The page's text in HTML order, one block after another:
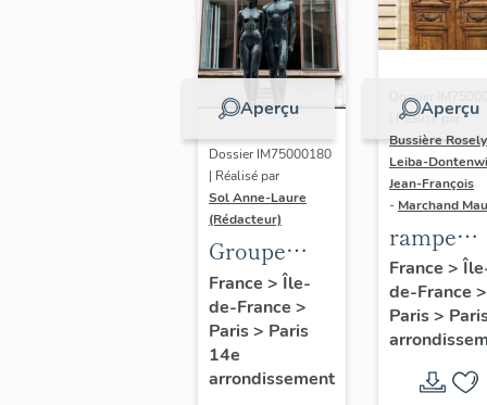
Aperçu
Dossier IM75000180
| Réalisé par
Sol Anne-Laure
(Rédacteur)
Groupe
sculpté :
Les
Adolescents
France > Île-
de-France >
Paris> Paris
14e
arrondissement
Aperçu
Dossier
| Réalisé par
Bussière
Leiba-
Jean-François
- Marchand
rampe
d'appui,
escalier
l' hôtel
(non
France >
de-France >
Paris>